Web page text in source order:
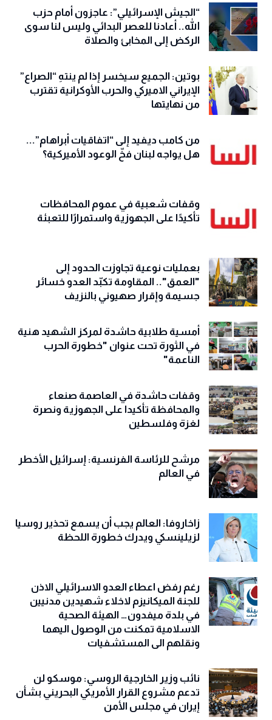
“الجيش الإسرائيلي”: عاجزون أمام حزب
الله.. أعادنا للعصر البدائي وليس لنا سوى
الركض إلى المخابئ والصلاة
بوتين: الجميع سيخسر إذا لم ينتهِ “الصراع”
الإيراني الاميركي والحرب الأوكرانية تقترب
من نهايتها
من كامب ديفيد إلى “اتفاقيات أبراهام”...
هل يواجه لبنان فخّ الوعود الأميركية؟
وقفات شعبية في عموم المحافظات
تأكيدًا على الجهوزية واستمرارًا للتعبئة
بعمليات نوعية تجاوزت الحدود إلى
"العمق".. المقاومة تكبّد العدو خسائر
جسيمة وإقرار صهيوني بالنزيف
أمسية طلابية حاشدة لمركز الشهيد هنية
في الثورة تحت عنوان "خطورة الحرب
الناعمة"
وقفات حاشدة في العاصمة صنعاء
والمحافظة تأكيدا على الجهوزية ونصرة
لغزة وفلسطين
مرشح للرئاسة الفرنسية: إسرائيل الأخطر
في العالم
زاخاروفا: العالم يجب أن يسمع تحذير روسيا
لزيلينسكي ويدرك خطورة اللحظة
رغم رفض اعطاء العدو الاسرائيلي الاذن
للجنة الميكانيزم لاخلاء شهيدين مدنيين
في بلدة ميفدون… الهيئة الصحية
الاسلامية تمكنت من الوصول اليهما
ونقلهم الى المستشفيات
نائب وزير الخارجية الروسي: موسكو لن
تدعم مشروع القرار الأمريكي البحريني بشأن
إيران في مجلس الأمن